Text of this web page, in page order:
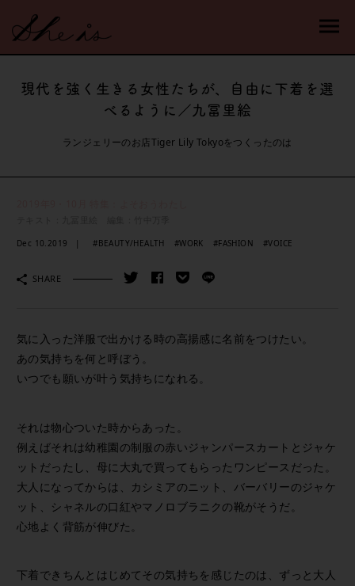
現代を強く生きる女性たちが、自由に下着を選
べるように／九冨里絵
ランジェリーのお店Tiger Lily Tokyoをつくったのは
Dec 10.2019 #BEAUTY/HEALTH #WORK #FASHION #VOICE
SHARE
気に入った洋服で出かける時の高揚感に名前をつけたい。
あの気持ちを何と呼ぼう。
いつでも願いが叶う気持ちになれる。
それは物心ついた時からあった。
例えばそれは幼稚園の制服の赤いジャンパースカートとジャケ
ットだったし、母に大丸で買ってもらったワンピースだった。
大人になってからは、カシミアのニット、バーバリーのジャケ
ット、シャネルの口紅やマノロブラニクの靴がそうだ。
心地よく背筋が伸びた。
下着できちんとはじめてその気持ちを感じたのは、ずっと大人